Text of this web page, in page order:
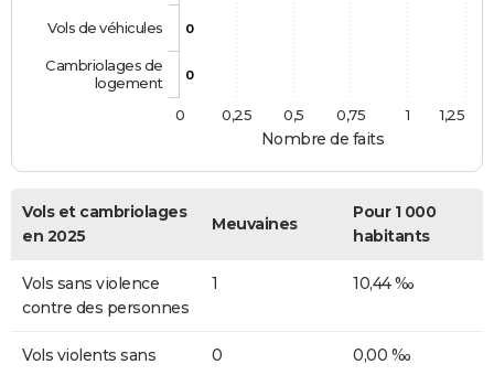
Nombre de faits
0
0
Vols de véhicules
Cambriolages de
logement
0
1
0,25 0,5 0,75 1,25
Vols et cambriolages
en 2025
Meuvaines
Pour 1 000
habitants
Vols sans violence
contre des personnes
1 10,44 ‰
Vols violents sans
0 0,00 ‰